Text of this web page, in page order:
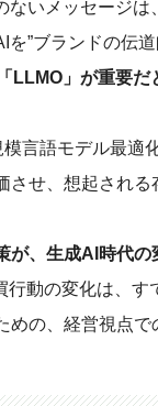
ないメッセージ
”ブランドの伝
LLMO」が重要
言語モデル最適
させ、想起され
が、生成AI時代
行動の変化は、
の、経営視点で